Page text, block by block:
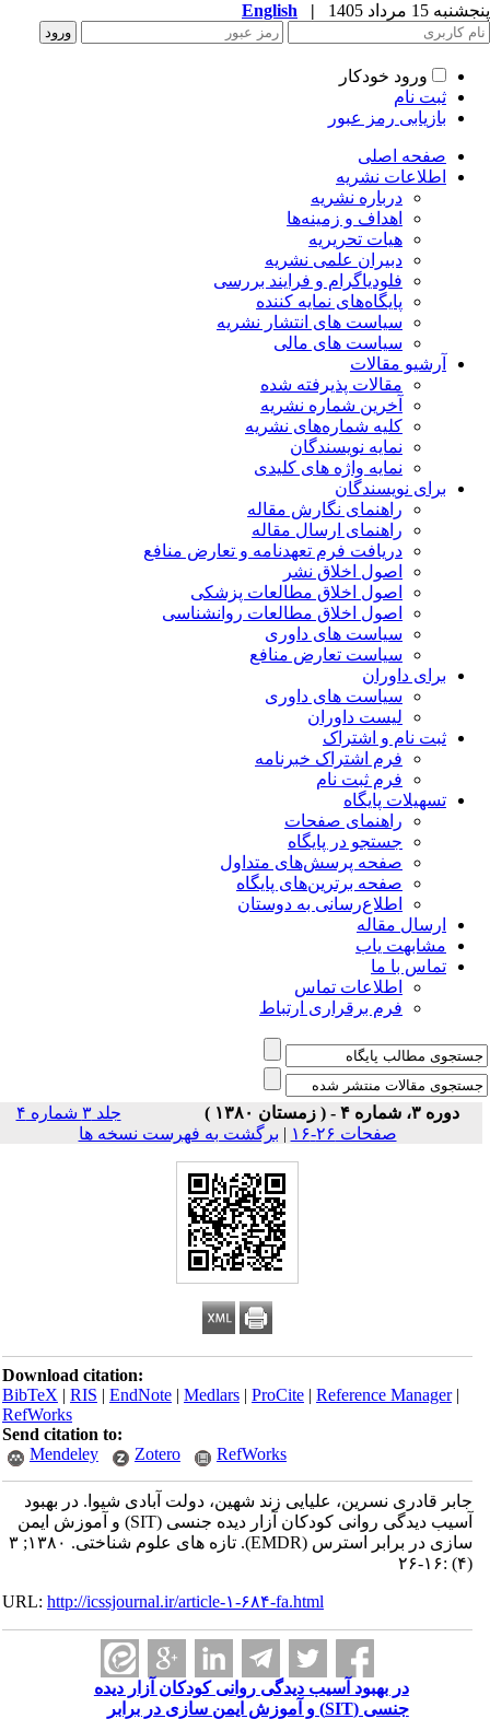
15 مرداد 1405 |
English
ورود خودکار
ثبت نام
بازیابی رمز عبور
صفحه اصلی
اطلاعات نشریه
درباره نشریه
اهداف و زمینه‌ها
هیات تحریریه
دبیران علمی نشریه
فلودیاگرام و فرایند بررسی
پایگاه‌های نمایه کننده
سیاست های انتشار نشریه
سیاست های مالی
آرشیو مقالات
مقالات پذیرفته شده
آخرین شماره نشریه
کلیه شماره‌های نشریه
نمایه نویسندگان
نمایه واژه های کلیدی
برای نویسندگان
راهنمای نگارش مقاله
راهنمای ارسال مقاله
دریافت فرم تعهدنامه و تعارض منافع
اصول اخلاق نشر
اصول اخلاق مطالعات پزشکی
اصول اخلاق مطالعات روانشناسی
سیاست های داوری
سیاست تعارض منافع
برای داوران
سیاست های داوری
لیست داوران
ثبت نام و اشتراک
فرم اشتراک خبرنامه
فرم ثبت نام
تسهیلات پایگاه
راهنمای صفحات
جستجو در پایگاه
صفحه پرسش‌های متداول
صفحه برترین‌های پایگاه
اطلاع‌رسانی به دوستان
ارسال مقاله
مشابهت یاب
تماس با ما
اطلاعات تماس
فرم برقراری ارتباط
دوره ۳، شماره ۴ - ( زمستان ۱۳۸۰ )
جلد ۳ شماره ۴
صفحات ۲۶-۱۶
| برگشت به فهرست نسخه ها
Download citation:
BibTeX|RIS|EndNote|Medlars|ProCite|Reference Manager
RefWorks
Send citation to:
Mendeley
Zotero RefWorks
جابر قادری نسرین، علیایی زند شهین، دولت آبادی شیوا. در بهبود
آسیب دیدگی روانی کودکان آزار دیده جنسی (SIT) و آموزش ایمن
سازی در برابر استرس (EMDR). تازه های علوم شناختی. ۱۳۸۰; ۳
URL:http://icssjournal.ir/article-۱-۶۸۴-fa.html
در بهبود آسیب دیدگی روانی کودکان آزار دیده
جنسی (SIT) و آموزش ایمن سازی در برابر